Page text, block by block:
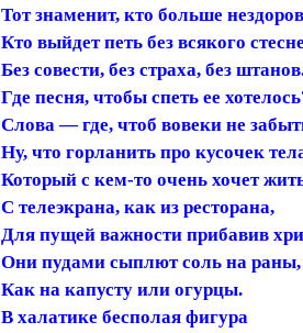
Тот знаменит, кто больше
Кто выйдет петь без всякого
Без совести, без страха, без
Где песня, чтобы спеть ее
Слова — где, чтоб вовеки не
Ну, что горланить про кусочек
Который с кем-то очень хочет
С телеэкрана, как из ресторана,
Для пущей важности прибавив
Они пудами сыплют соль на раны,
Как на капусту или огурцы.
В халатике бесполая фигура